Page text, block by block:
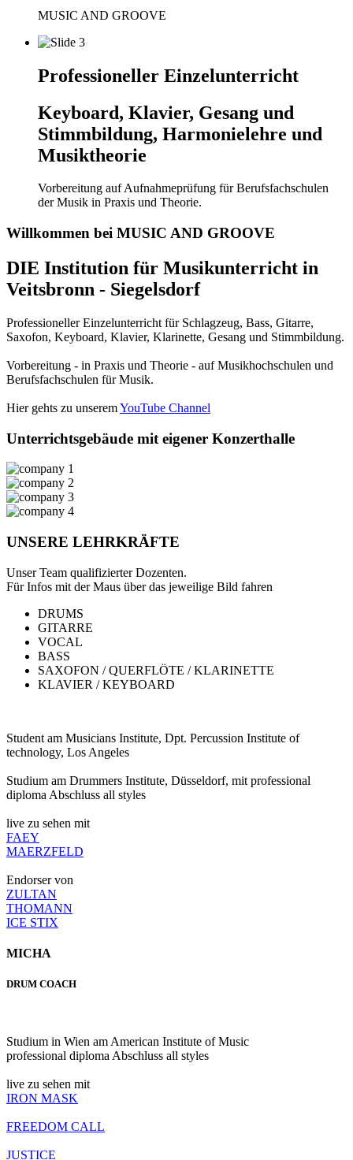
MUSIC AND GROOVE
Professioneller Einzelunterricht
Keyboard, Klavier, Gesang und
Stimmbildung, Harmonielehre und
Musiktheorie
Vorbereitung auf Aufnahmeprüfung für Berufsfachschulen
der Musik in Praxis und Theorie.
Willkommen bei MUSIC AND GROOVE
DIE Institution für Musikunterricht in
Veitsbronn - Siegelsdorf
Professioneller Einzelunterricht für Schlagzeug, Bass, Gitarre,
Saxofon, Keyboard, Klavier, Klarinette, Gesang und Stimmbildung.
Vorbereitung - in Praxis und Theorie - auf Musikhochschulen und
Berufsfachschulen für Musik.
Hier gehts zu unseremYouTube Channel
Unterrichtsgebäude mit eigener Konzerthalle
UNSERE LEHRKRÄFTE
Unser Team qualifizierter Dozenten.
Für Infos mit der Maus über das jeweilige Bild fahren
DRUMS
GITARRE
VOCAL
BASS
SAXOFON / QUERFLÖTE / KLARINETTE
KLAVIER / KEYBOARD
Student am Musicians Institute, Dpt. Percussion Institute of
technology, Los Angeles
Studium am Drummers Institute, Düsseldorf, mit professional
diploma Abschluss all styles
live zu sehen mit
FAEY
MAERZFELD
Endorser von
ZULTAN
THOMANN
ICE STIX
MICHA
DRUM COACH
Studium in Wien am American Institute of Music
professional diploma Abschluss all styles
live zu sehen mit
IRON MASK
FREEDOM CALL
JUSTICE